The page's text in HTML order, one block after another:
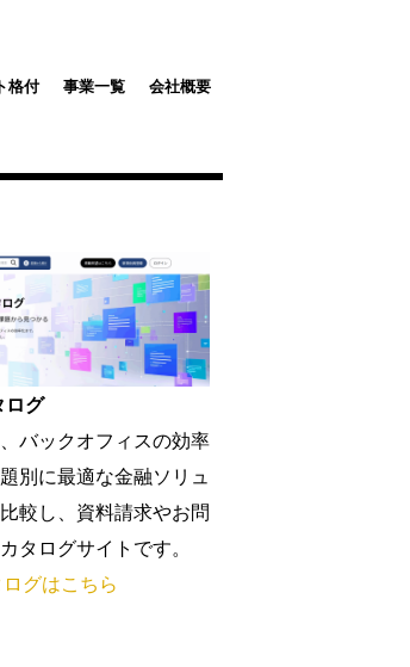
格付 事業一覧 会社概要
ログ
バックオフィスの効率
別に最適な金融ソリュ
較し、資料請求やお問
タログサイトです。
グはこちら